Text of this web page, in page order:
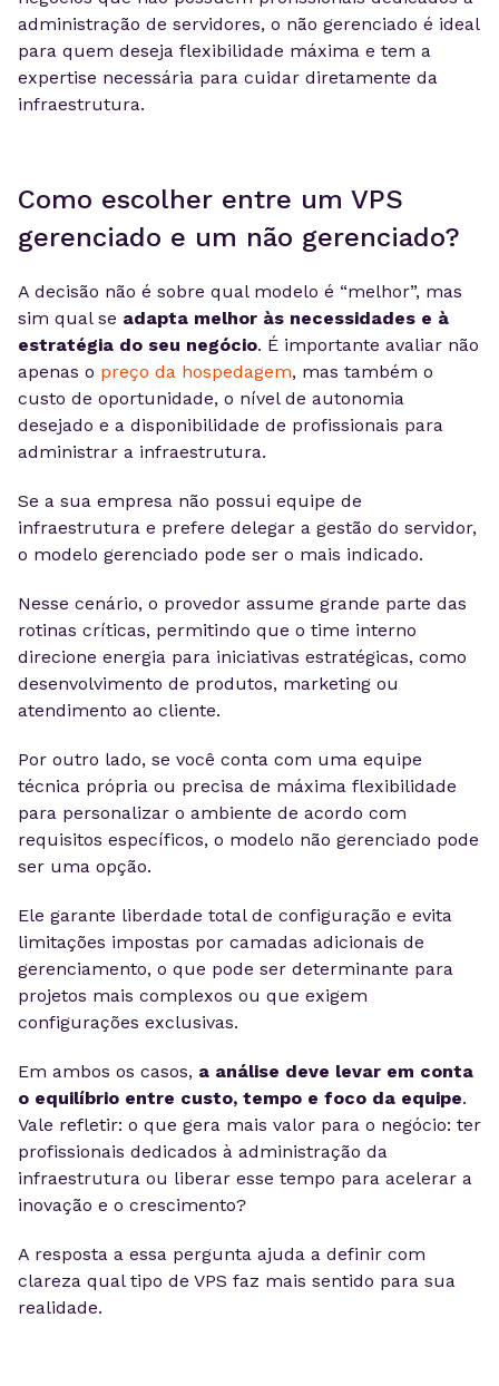
administração de servidores, o não gerenciado é ideal
para quem deseja flexibilidade máxima e tem a
expertise necessária para cuidar diretamente da
infraestrutura.
Como escolher entre um VPS
gerenciado e um não gerenciado?
A decisão não é sobre qual modelo é “melhor”, mas
sim qual se adapta melhor às necessidades e à
estratégia do seu negócio. É importante avaliar não
apenas o preço da hospedagem, mas também o
custo de oportunidade, o nível de autonomia
desejado e a disponibilidade de profissionais para
administrar a infraestrutura.
Se a sua empresa não possui equipe de
infraestrutura e prefere delegar a gestão do servidor,
o modelo gerenciado pode ser o mais indicado.
Nesse cenário, o provedor assume grande parte das
rotinas críticas, permitindo que o time interno
direcione energia para iniciativas estratégicas, como
desenvolvimento de produtos, marketing ou
atendimento ao cliente.
Por outro lado, se você conta com uma equipe
técnica própria ou precisa de máxima flexibilidade
para personalizar o ambiente de acordo com
requisitos específicos, o modelo não gerenciado pode
ser uma opção.
Ele garante liberdade total de configuração e evita
limitações impostas por camadas adicionais de
gerenciamento, o que pode ser determinante para
projetos mais complexos ou que exigem
configurações exclusivas.
Em ambos os casos, a análise deve levar em conta
o equilíbrio entre custo, tempo e foco da equipe.
Vale refletir: o que gera mais valor para o negócio: ter
profissionais dedicados à administração da
infraestrutura ou liberar esse tempo para acelerar a
inovação e o crescimento?
A resposta a essa pergunta ajuda a definir com
clareza qual tipo de VPS faz mais sentido para sua
realidade.